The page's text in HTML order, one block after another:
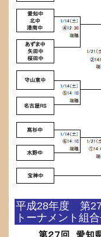
平成28年度 第
トーナメント組